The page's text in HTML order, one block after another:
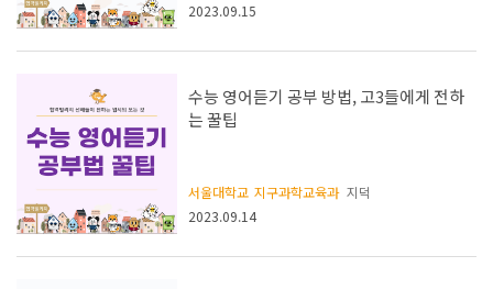
2023.09.15
수능 영어듣기 공부 방법, 고3들에게 전하
는 꿀팁
서울대학교 지구과학교육과 지덕
2023.09.14